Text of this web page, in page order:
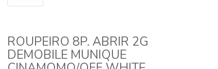
ROUPEIRO 8P. ABRIR 2G
DEMOBILE MUNIQUE